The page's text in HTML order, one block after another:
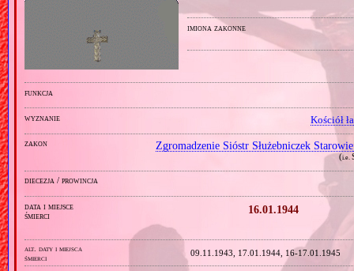
imiona zakonne
funkcja
wyznanie Kościół
zakon Zgromadzenie Sióstr Służebniczek
(i.e.
diecezja / prowincja
data i miejsce
śmierci
16.01.1944
alt. daty i miejsca
śmierci
09.11.1943, 17.01.1944, 16‑17.01.1945